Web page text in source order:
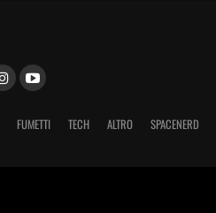
FUMETTI TECH ALTRO SPACENERD